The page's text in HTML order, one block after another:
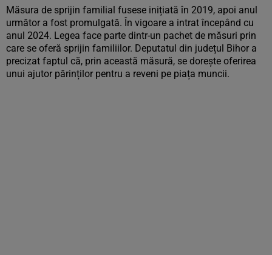
Măsura de sprijin familial fusese inițiată în 2019, apoi anul
următor a fost promulgată. În vigoare a intrat începând cu
anul 2024. Legea face parte dintr-un pachet de măsuri prin
care se oferă sprijin familiilor. Deputatul din județul Bihor a
precizat faptul că, prin această măsură, se dorește oferirea
unui ajutor părinților pentru a reveni pe piața muncii.